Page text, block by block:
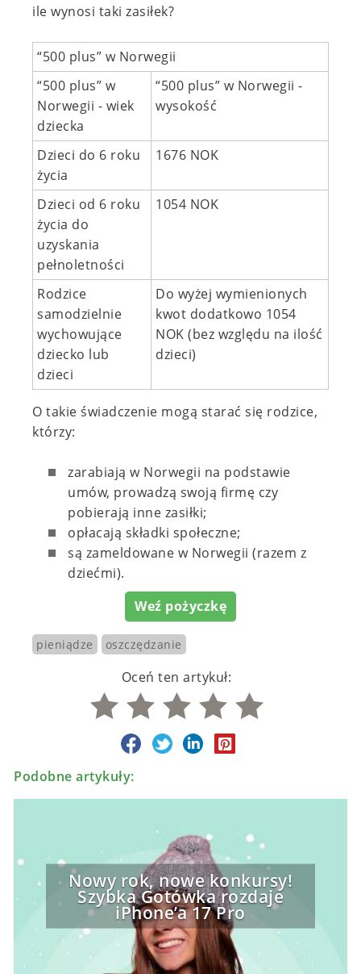
ile wynosi taki zasiłek?
“500 plus” w Norwegii
“500 plus” w
Norwegii - wiek
dziecka
“500 plus” w Norwegii -
wysokość
Dzieci do 6 roku
życia
1676 NOK
Dzieci od 6 roku
życia do
uzyskania
pełnoletności
1054 NOK
Rodzice
samodzielnie
wychowujące
dziecko lub
dzieci
Do wyżej wymienionych
kwot dodatkowo 1054
NOK (bez względu na ilość
dzieci)
O takie świadczenie mogą starać się rodzice,
którzy:
zarabiają w Norwegii na podstawie
umów, prowadzą swoją firmę czy
pobierają inne zasiłki;
opłacają składki społeczne;
są zameldowane w Norwegii (razem z
dziećmi).
Weź pożyczkę
pieniądze oszczędzanie
Oceń ten artykuł:
Podobne artykuły:
Nowy rok, nowe konkursy!
Szybka Gotówka rozdaje
iPhone’a 17 Pro